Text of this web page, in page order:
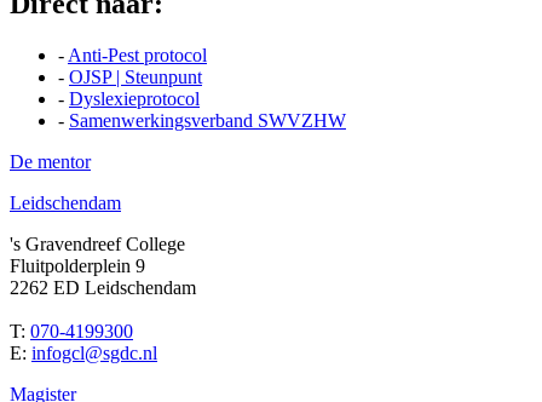
- Anti-Pest protocol
- OJSP | Steunpunt
- Dyslexieprotocol
- Samenwerkingsverband SWVZHW
De mentor
Leidschendam
's Gravendreef College
Fluitpolderplein 9
2262 ED Leidschendam
T: 070-4199300
E: infogcl@sgdc.nl
Magister